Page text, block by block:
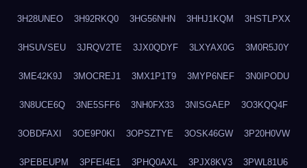
3H28UNEO 3H92RKQ0 3HG56NHN 3HHJ1KQM 3HSTLPXX
3HSUVSEU 3JRQV2TE 3JX0QDYF 3LXYAX0G 3M0R5J0Y
3ME42K9J 3MOCREJ1 3MX1P1T9 3MYP6NEF 3N0IPODU
3N8UCE6Q 3NE5SFF6 3NH0FX33 3NISGAEP 3O3KQQ4F
3OBDFAXI 3OE9P0KI 3OPSZTYE 3OSK46GW 3P20H0VW
3PEBEUPM 3PFEI4E1 3PHQ0AXL 3PJX8KV3 3PWL81U6